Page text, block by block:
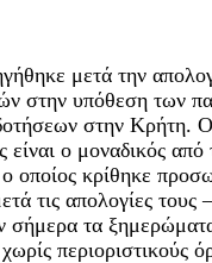
μετά την
στην υπόθεση των
στην Κρήτη.
είναι ο μοναδικός
οποίος κρίθηκε
τις απολογίες τους
σήμερα τα
περιοριστικούς